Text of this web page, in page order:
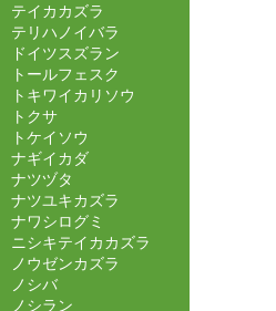
テイカカズラ
テリハノイバラ
ドイツスズラン
トールフェスク
トキワイカリソウ
トクサ
トケイソウ
ナギイカダ
ナツヅタ
ナツユキカズラ
ナワシログミ
ニシキテイカカズラ
ノウゼンカズラ
ノシバ
ノシラン